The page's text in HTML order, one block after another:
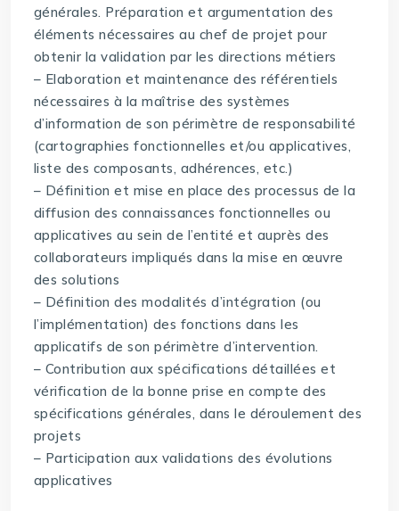
générales. Préparation et argumentation des
éléments nécessaires au chef de projet pour
obtenir la validation par les directions métiers
– Elaboration et maintenance des référentiels
nécessaires à la maîtrise des systèmes
d’information de son périmètre de responsabilité
(cartographies fonctionnelles et/ou applicatives,
liste des composants, adhérences, etc.)
– Définition et mise en place des processus de la
diffusion des connaissances fonctionnelles ou
applicatives au sein de l’entité et auprès des
collaborateurs impliqués dans la mise en œuvre
des solutions
– Définition des modalités d’intégration (ou
l’implémentation) des fonctions dans les
applicatifs de son périmètre d’intervention.
– Contribution aux spécifications détaillées et
vérification de la bonne prise en compte des
spécifications générales, dans le déroulement des
projets
– Participation aux validations des évolutions
applicatives